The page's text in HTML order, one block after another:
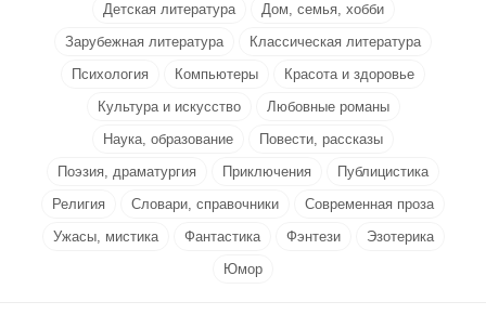
Детская литература
Дом, семья, хобби
Зарубежная литература
Классическая литература
Психология
Компьютеры
Красота и здоровье
Культура и искусство
Любовные романы
Наука, образование
Повести, рассказы
Поэзия, драматургия
Приключения
Публицистика
Религия
Словари, справочники
Современная проза
Ужасы, мистика
Фантастика Фэнтези
Эзотерика
Юмор